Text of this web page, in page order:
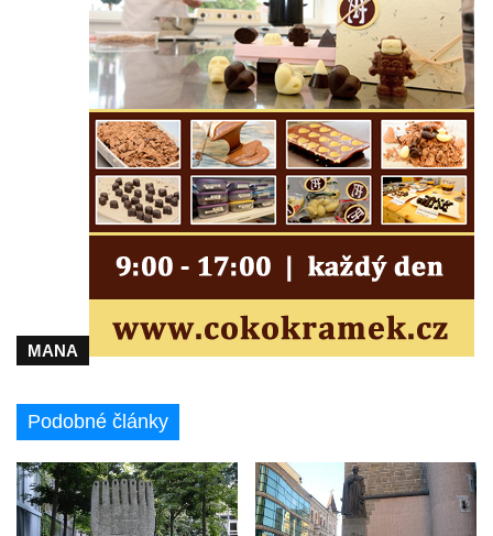
kapli Panny Marie v Lahošti
Pomník obětem 2. světové války v parku v
Mikulášovicích
Pomník obětem bombardování 8. 5. 1945 v
ulici U Plovárny ve Frýdlantu
Pamětní deska Rumburské vzpoury na
Základní škole Tyršova v Rumburku
Socha Nepokořený v parku Rumburské
vzpoury v Rumburku
židovského hřbitova v Kovanicích
Pamětní deska legionářům na Obecním
Pomník obětem 1. světové války v
Pomník obětem válek v Kněževsi
Pamětní deska Rudé armádě na radnici v
MANA
Podobné články